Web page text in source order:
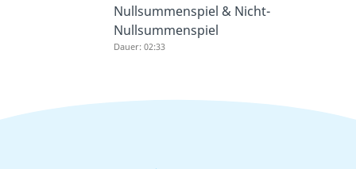
Nullsummenspiel & Nicht-
Nullsummenspiel
Dauer: 02:33